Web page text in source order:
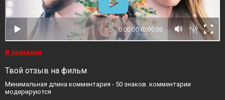
В закладки
Твой отзыв на фильм
Минимальная длина комментария - 50 знаков. комментарии
модерируются